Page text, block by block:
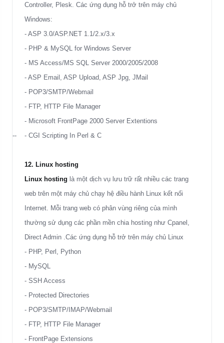
Controller, Plesk. Các ứng dụng hỗ trở trên máy chủ
Windows:
- ASP 3.0/ASP.NET 1.1/2.x/3.x
- PHP & MySQL for Windows Server
- MS Access/MS SQL Server 2000/2005/2008
- ASP Email, ASP Upload, ASP Jpg, JMail
- POP3/SMTP/Webmail
- FTP, HTTP File Manager
- Microsoft FrontPage 2000 Server Extentions
-- - CGI Scripting In Perl & C
12. Linux hosting
Linux hosting là một dịch vụ lưu trữ rất nhiều các trang
web trên một máy chủ chạy hệ điều hành Linux kết nối
Internet. Mỗi trang web có phân vùng riêng của mình
thường sử dụng các phần mền chia hosting như Cpanel,
Direct Admin .Các ứng dụng hỗ trở trên máy chủ Linux
- PHP, Perl, Python
- MySQL
- SSH Access
- Protected Directories
- POP3/SMTP/IMAP/Webmail
- FTP, HTTP File Manager
- FrontPage Extensions